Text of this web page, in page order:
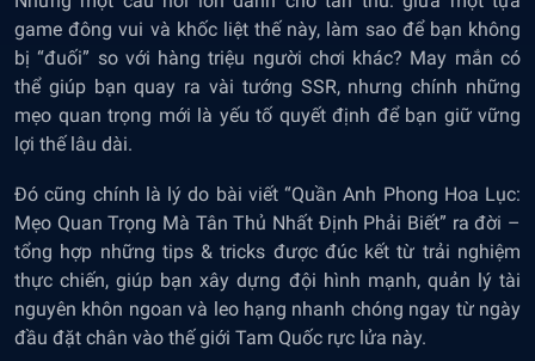
game đông vui và khốc liệt thế này, làm sao để bạn không
bị “đuối” so với hàng triệu người chơi khác? May mắn có
thể giúp bạn quay ra vài tướng SSR, nhưng chính những
mẹo quan trọng mới là yếu tố quyết định để bạn giữ vững
lợi thế lâu dài.
Đó cũng chính là lý do bài viết “Quần Anh Phong Hoa Lục:
Mẹo Quan Trọng Mà Tân Thủ Nhất Định Phải Biết” ra đời –
tổng hợp những tips & tricks được đúc kết từ trải nghiệm
thực chiến, giúp bạn xây dựng đội hình mạnh, quản lý tài
nguyên khôn ngoan và leo hạng nhanh chóng ngay từ ngày
đầu đặt chân vào thế giới Tam Quốc rực lửa này.